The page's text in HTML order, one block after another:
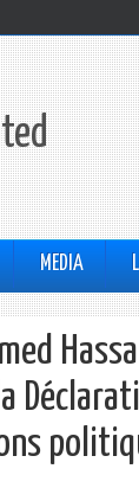
MEDIA